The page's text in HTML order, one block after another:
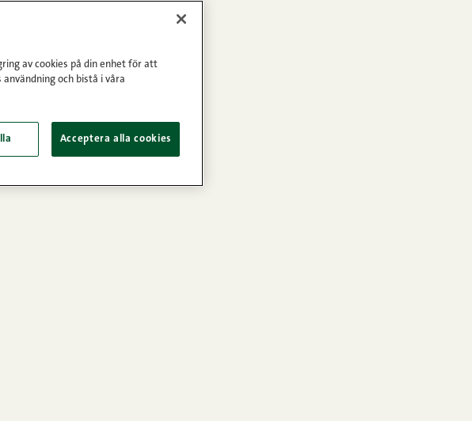
av cookies på din enhet för att
och bistå i våra
Acceptera alla cookies